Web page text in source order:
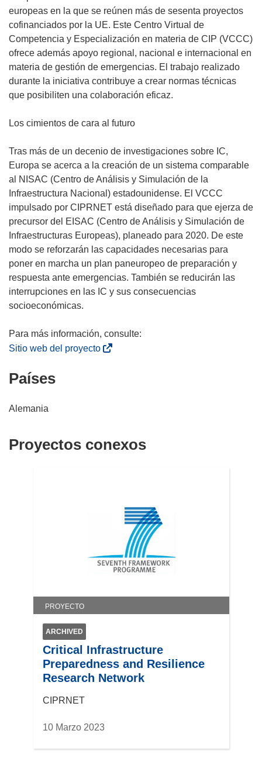
europeas en la que se reúnen más de sesenta proyectos
cofinanciados por la UE. Este Centro Virtual de
Competencia y Especialización en materia de CIP (VCCC)
ofrece además apoyo regional, nacional e internacional en
materia de gestión de emergencias. El trabajo realizado
durante la iniciativa contribuye a crear normas técnicas
que posibiliten una colaboración eficaz.
Los cimientos de cara al futuro
Tras más de un decenio de investigaciones sobre IC,
Europa se acerca a la creación de un sistema comparable
al NISAC (Centro de Análisis y Simulación de la
Infraestructura Nacional) estadounidense. El VCCC
impulsado por CIPRNET está diseñado para que ejerza de
precursor del EISAC (Centro de Análisis y Simulación de
Infraestructuras Europeas), planeado para 2020. De este
modo se reforzarán las capacidades necesarias para
poner en marcha un plan paneuropeo de preparación y
respuesta ante emergencias. También se reducirán las
interrupciones en las IC y sus consecuencias
socioeconómicas.
Sitio web del proyecto(
r
u
a
v
t
a
n
Países
Alemania
Proyectos conexos
PROYECTO
ARCHIVED
Critical Infrastructure
Preparedness and Resilience
Research Network
CIPRNET
10 Marzo 2023